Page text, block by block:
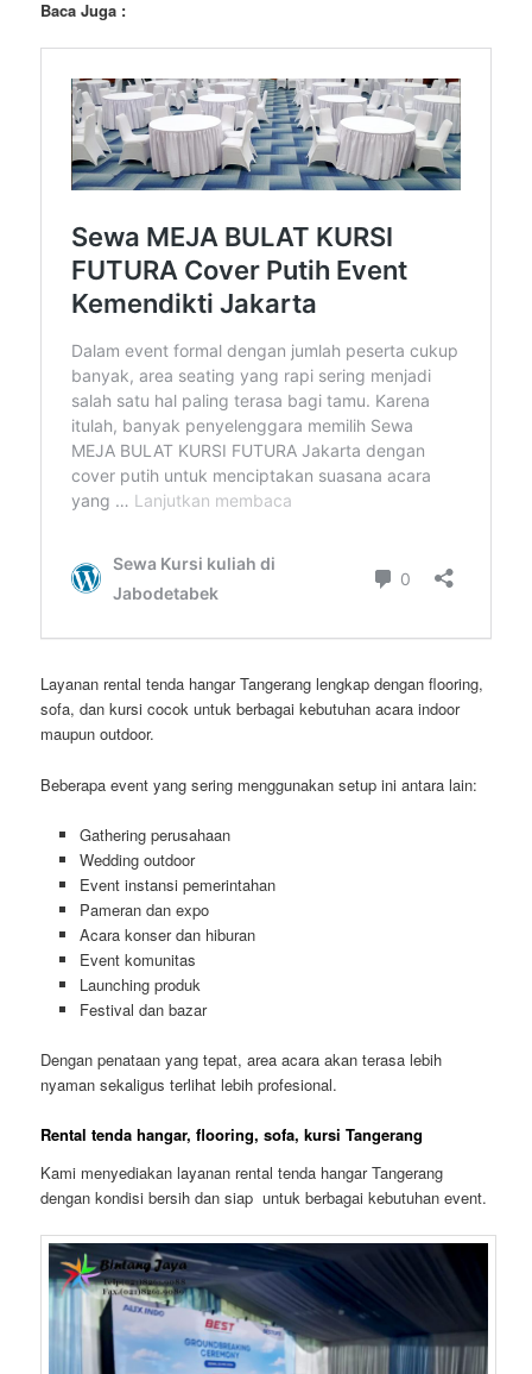
Baca Juga :
Layanan rental tenda hangar Tangerang lengkap dengan flooring,
sofa, dan kursi cocok untuk berbagai kebutuhan acara indoor
maupun outdoor.
Beberapa event yang sering menggunakan setup ini antara lain:
Gathering perusahaan
Wedding outdoor
Event instansi pemerintahan
Pameran dan expo
Acara konser dan hiburan
Event komunitas
Launching produk
Festival dan bazar
Dengan penataan yang tepat, area acara akan terasa lebih
nyaman sekaligus terlihat lebih profesional.
Rental tenda hangar, flooring, sofa, kursi Tangerang
Kami menyediakan layanan rental tenda hangar Tangerang
dengan kondisi bersih dan siap untuk berbagai kebutuhan event.